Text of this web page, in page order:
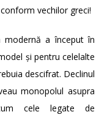
vechilor greci!
a început în
și pentru celelalte
descifrat. Declinul
monopolul asupra
cele legate de